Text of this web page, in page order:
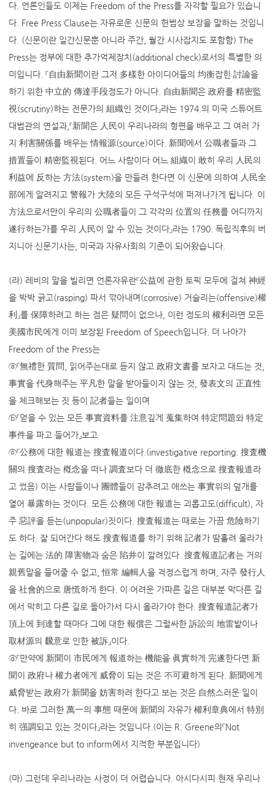
다. 언론인들도 이제는 Freedom of the Press를 자각할 필요가 있습니
다. Free Press Clause는 자유로운 신문의 헌법상 보장을 말하는 것입니
다. (신문이란 일간신문뿐 아니라 주간, 월간 시사잡지도 포함함) The
Press는 정부에 대한 추가억제장치(additional check)로서의 특별한 의
미입니다. 『自由新聞이란 그저 多樣한 아이디어들의 均衡잡힌 討論을
하기 위한 中立的 傳達手段정도가 아니다. 自由新聞은 政府를 精密監
視(scrutiny)하는 전문가의 組織인 것이다』라는 1974.의 미국 스튜어트
대법관의 연설과,『新聞은 人民이 우리나라의 형편을 배우고 그 여러 가
지 利害關係를 배우는 情報源(source)이다. 新聞에서 公職者들과 그
措置들이 精密監視된다. 어느 사람이다 어느 組織이 敢히 우리 人民의
利益에 反하는 方法(system)을 만들려 한다면 이 신문에 의하여 人民全
部에게 알려지고 警報가 大陸의 모든 구석구석에 퍼져나가게 됩니다. 이
方法으로서만이 우리의 公職者들이 그 각각의 位置의 任務를 어디까지
遂行하는가를 우리 人民이 알 수 있는 것이다』라는 1790. 독립직후의 버
지니아 신문기사는, 미국과 자유사회의 기준이 되어왔습니다.
(라) 레비의 말을 빌리면 언론자유란『公益에 관한 토픽 모두에 걸쳐 神經
을 박박 긁고(rasping) 파서 깎아내며(corrosive) 거슬리는(offensive)權
利』를 保障하려고 하는 점은 疑問이 없으나, 이런 정도의 權利라면 모든
美國市民에게 이미 보장된 Freedom of Speech입니다. 더 나아가
Freedom of the Press는
ⓐ『無禮한 質問, 읽어주는대로 듣지 않고 政府文書를 보자고 대드는 것,
事實을 代身해주는 平凡한 말을 받아들이지 않는 것, 發表文의 正直性
을 체크해보는 짓 등이 記者들는 일이며
ⓑ『얻을 수 있는 모든 事實資料를 注意깊게 蒐集하여 特定問題와 特定
事件을 파고 들어가』보고
ⓒ『公務에 대한 報道는 搜査報道이다.(investigative reporting. 搜査機
關의 搜査라는 槪念을 떠나 調査보다 더 徹底한 槪念으로 搜査報道라
고 썼음) 이는 사람들이나 團體들이 감추려고 애쓰는 事實위의 덮개를
열어 暴露하는 것이다. 모든 公務에 대한 報道는 괴롭고도(difficult), 자
주 惡評을 듣는(unpopular)짓이다. 搜査報道는 때로는 가끔 危險하기
도 하다. 잘 되어간다 해도 搜査報道를 하기 위해 記者가 땀흘려 올라가
는 길에는 法的 障害物과 숨은 陷井이 깔려있다. 搜査報道記者는 거의
親舊말을 들어줄 수 없고, 恒常 編輯人을 걱정스럽게 하며, 자주 發行人
을 社會的으로 唐慌하게 한다. 이 어려운 가파른 길은 대부분 막다른 길
에서 막히고 다른 길로 돌아가서 다시 올라가야 한다. 搜査報道記者가
頂上에 到達할 때마다 그에 대한 報償은 그럴싸한 訴訟의 地雷밭이나
取材源의 飜意로 인한 被訴』이다.
ⓓ『만약에 新聞이 市民에게 報道하는 機能을 眞實하게 完遂한다면 新
聞이 政府나 權力者에게 威脅이 되는 것은 不可避하게 된다. 新聞에게
威脅받는 政府가 新聞을 妨害하려 한다고 보는 것은 自然스러운 일이
다. 바로 그러한 萬一의 事態 때문에 新聞의 자유가 權利章典에서 特別
히 强調되고 있는 것이다』라는 것입니다.(이는 R. Greene의『Not
invengeance but to inform에서 지적한 부분입니다)
(마) 그런데 우리나라는 사정이 더 어렵습니다. 아시다시피 현재 우리나